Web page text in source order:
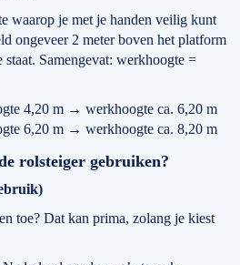
waarop je met je handen veilig kunt
ongeveer 2 meter boven het platform
Samengevat: werkhoogte =
4,20 m → werkhoogte ca. 6,20 m
6,20 m → werkhoogte ca. 8,20 m
rolsteiger gebruiken?
toe? Dat kan prima, zolang je kiest